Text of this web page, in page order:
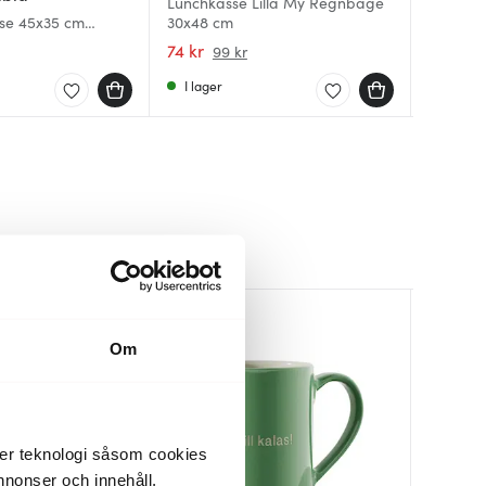
Om
teknologi såsom cookies
och innehåll,
45x35 cm
30x48 cm
74 kr 99 kr
I lager